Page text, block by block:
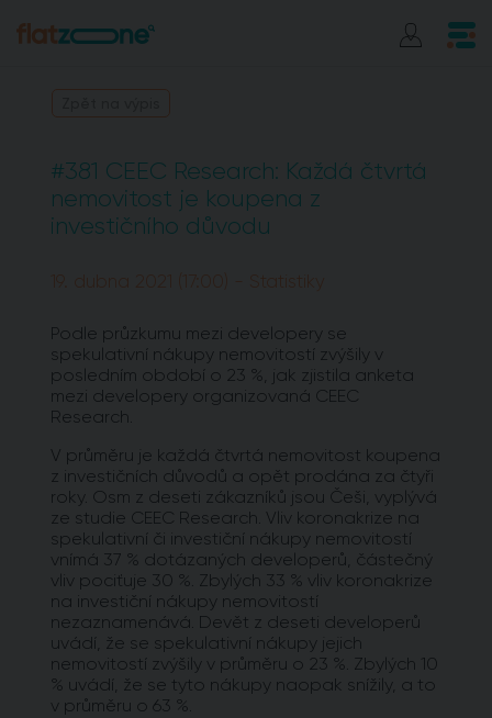
#381 CEEC Research: Každá čtvrtá
nemovitost je koupena z
investičního důvodu
19. dubna 2021 (17:00) - Statistiky
Podle průzkumu mezi developery se
spekulativní nákupy nemovitostí zvýšily v
posledním období o 23 %, jak zjistila anketa
mezi developery organizovaná CEEC
Research.
V průměru je každá čtvrtá nemovitost koupena
z investičních důvodů a opět prodána za čtyři
roky. Osm z deseti zákazníků jsou Češi, vyplývá
ze studie CEEC Research. Vliv koronakrize na
spekulativní či investiční nákupy nemovitostí
vnímá 37 % dotázaných developerů, částečný
vliv pociťuje 30 %. Zbylých 33 % vliv koronakrize
na investiční nákupy nemovitostí
nezaznamenává. Devět z deseti developerů
uvádí, že se spekulativní nákupy jejich
nemovitostí zvýšily v průměru o 23 %. Zbylých 10
% uvádí, že se tyto nákupy naopak snížily, a to
v průměru o 63 %.